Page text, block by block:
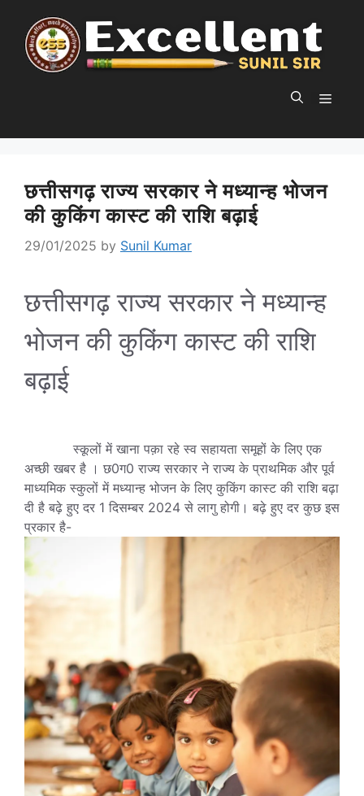
content
छत्तीसगढ़ राज्य सरकार ने मध्यान्ह भोजन
की कुकिंग कास्ट की राशि बढ़ाई
29/01/2025 by Sunil Kumar
छत्तीसगढ़ राज्य सरकार ने मध्यान्ह
भोजन की कुकिंग कास्ट की राशि
बढ़ाई
स्कूलों में खाना पक़ा रहे स्व सहायता समूहों के लिए एक
अच्छी खबर है । छ0ग0 राज्य सरकार ने राज्य के प्राथमिक और पूर्व
माध्यमिक स्कुलों में मध्यान्ह भोजन के लिए कुकिंग कास्ट की राशि बढ़ा
दी है बढ़े हुए दर 1 दिसम्बर 2024 से लागु होगी। बढ़े हुए दर कुछ इस
प्रकार है-